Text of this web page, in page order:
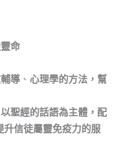
命
導 、 心理學的方法，幫
聖經的話語為主體，配
信徒屬靈免疫力的服